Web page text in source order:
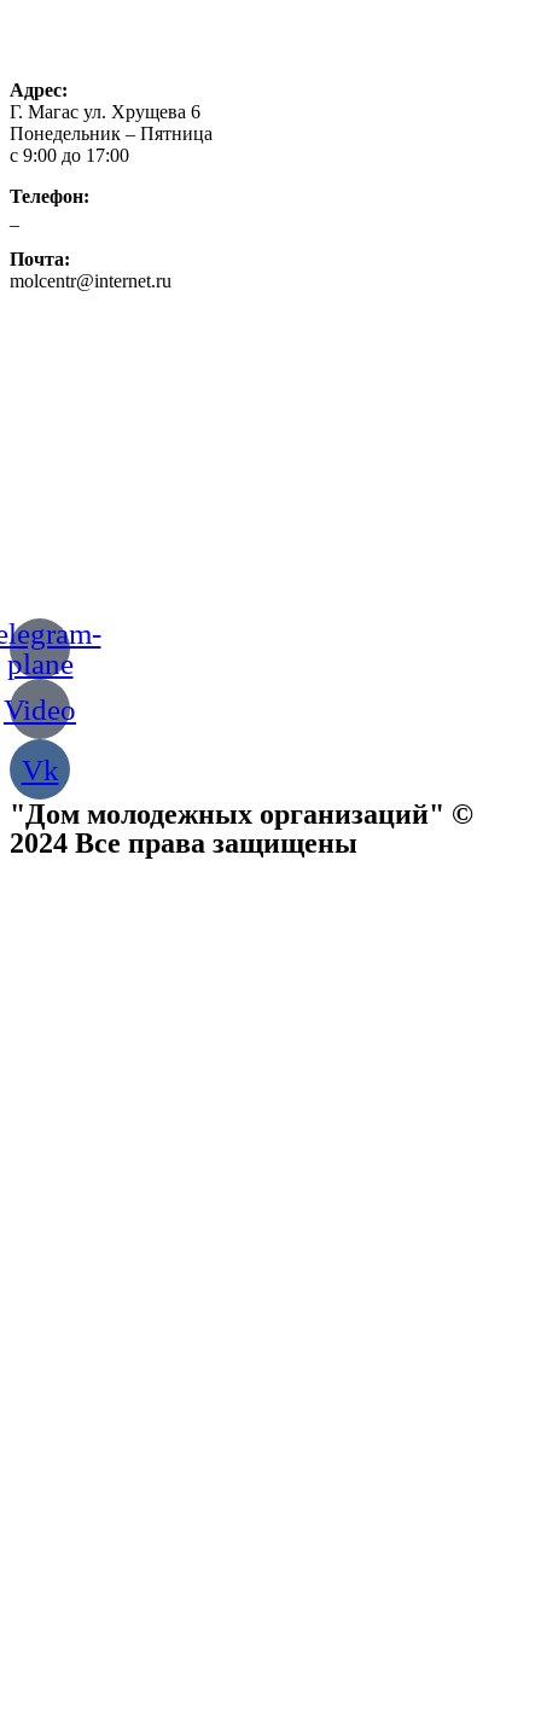
Адрес:
Г. Магас ул. Хрущева 6
Понедельник – Пятница
с 9:00 до 17:00
Телефон:
Почта:
molcentr@internet.ru
plane
Video
Vk
"Дом молодежных организаций" ©
2024 Все права защищены